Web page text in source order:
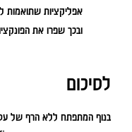
אפליקציות שתואמות
ובכך שפרו את
לסיכום
בנוף המתפתח ללא הרף של